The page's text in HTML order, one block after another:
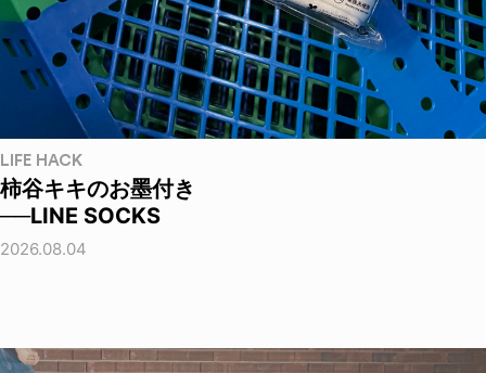
LIFE HACK
柿谷キキのお墨付き
──LINE SOCKS
2026.08.04